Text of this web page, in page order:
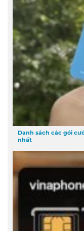
Danh sách các gói
nhất